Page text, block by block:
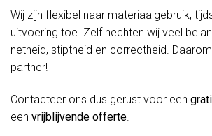
Wij zijn flexibel naar materiaalgebruik,
uitvoering toe. Zelf hechten wij veel
netheid, stiptheid en correctheid.
partner!
Contacteer ons dus gerust voor een
een vrijblijvende offerte.